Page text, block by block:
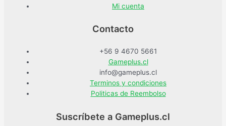
Mi cuenta
Contacto
+56 9 4670 5661
Gameplus.cl
info@gameplus.cl
Terminos y condiciones
Politicas de Reembolso
Suscríbete a Gameplus.cl